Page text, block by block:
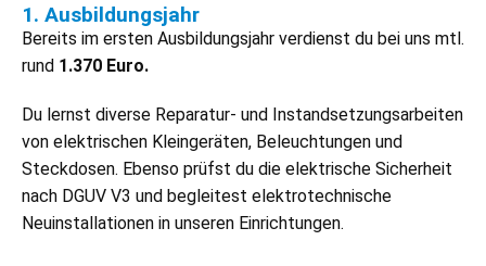
1. Ausbildungsjahr
Bereits im ersten Ausbildungsjahr verdienst du bei uns mtl.
rund 1.370 Euro.
Du lernst diverse Reparatur- und Instandsetzungsarbeiten
von elektrischen Kleingeräten, Beleuchtungen und
Steckdosen. Ebenso prüfst du die elektrische Sicherheit
nach DGUV V3 und begleitest elektrotechnische
Neuinstallationen in unseren Einrichtungen.